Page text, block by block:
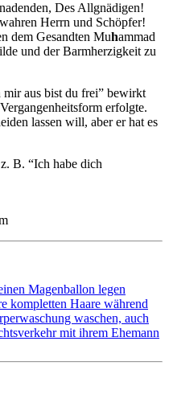
Des Allgnädigen!
Herrn und Schöpfer!
dem Gesandten Muhammad
und der Barmherzigkeit zu
mir aus bist du frei” bewirkt
erfolgte.
lassen will, aber er hat es
B. “Ich habe dich
Magenballon legen
kompletten Haare während
waschen, auch
mit ihrem Ehemann